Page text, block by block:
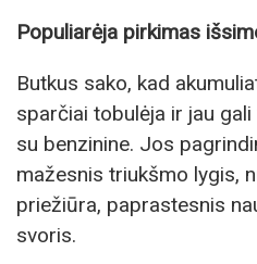
Populiarėja pirkimas
Butkus sako, kad
sparčiai tobulėja ir jau
su benzinine. Jos
mažesnis triukšmo lygis,
priežiūra, paprastesnis
svoris.